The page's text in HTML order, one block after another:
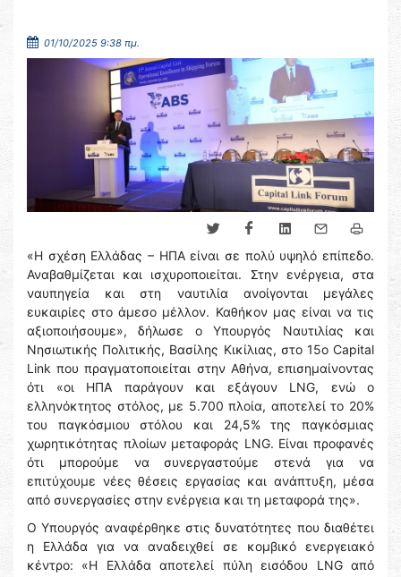
01/10/2025 9:38 πμ.
«Η σχέση Ελλάδας – ΗΠΑ είναι σε πολύ υψηλό επίπεδο.
Αναβαθμίζεται και ισχυροποιείται. Στην ενέργεια, στα
ναυπηγεία και στη ναυτιλία ανοίγονται μεγάλες
ευκαιρίες στο άμεσο μέλλον. Καθήκον μας είναι να τις
αξιοποιήσουμε», δήλωσε ο Υπουργός Ναυτιλίας και
Νησιωτικής Πολιτικής, Βασίλης Κικίλιας, στο 15ο Capital
Link που πραγματοποιείται στην Αθήνα, επισημαίνοντας
ότι «οι ΗΠΑ παράγουν και εξάγουν LNG, ενώ ο
ελληνόκτητος στόλος, με 5.700 πλοία, αποτελεί το 20%
του παγκόσμιου στόλου και 24,5% της παγκόσμιας
χωρητικότητας πλοίων μεταφοράς LNG. Είναι προφανές
ότι μπορούμε να συνεργαστούμε στενά για να
επιτύχουμε νέες θέσεις εργασίας και ανάπτυξη, μέσα
από συνεργασίες στην ενέργεια και τη μεταφορά της».
Ο Υπουργός αναφέρθηκε στις δυνατότητες που διαθέτει
η Ελλάδα για να αναδειχθεί σε κομβικό ενεργειακό
κέντρο: «Η Ελλάδα αποτελεί πύλη εισόδου LNG από